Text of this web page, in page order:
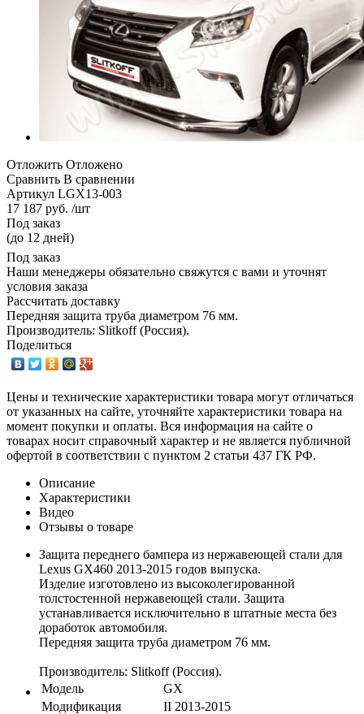
Отложить Отложено
Сравнить В сравнении
Артикул LGX13-003
17 187 руб. /шт
Под заказ
(до 12 дней)
Под заказ
Наши менеджеры обязательно свяжутся с вами и уточнят
условия заказа
Рассчитать доставку
Передняя защита труба диаметром 76 мм.
Производитель: Slitkoff (Россия).
Поделиться
Цены и технические характеристики товара могут отличаться
от указанных на сайте, уточняйте характеристики товара на
момент покупки и оплаты. Вся информация на сайте о
товарах носит справочный характер и не является публичной
офертой в соответствии с пунктом 2 статьи 437 ГК РФ.
Описание
Характеристики
Видео
Отзывы о товаре
Защита переднего бампера из нержавеющей стали для
Lexus GX460 2013-2015 годов выпуска.
Изделие изготовлено из высоколегированной
толстостенной нержавеющей стали. Защита
устанавливается исключительно в штатные места без
доработок автомобиля.
Передняя защита труба диаметром 76 мм.
Производитель: Slitkoff (Россия).
Модель
GX
Модификация
II 2013-2015